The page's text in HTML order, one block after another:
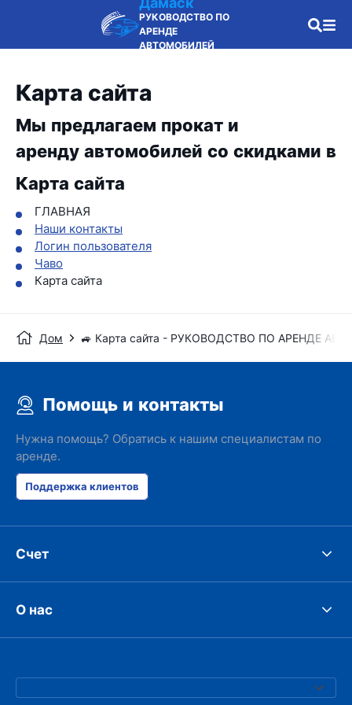
РУКОВОДСТВО ПО
АРЕНДЕ
АВТОМОБИЛЕЙ
Карта сайта
Мы предлагаем прокат и
аренду автомобилей со скидками в
Карта сайта
ГЛАВНАЯ
Наши контакты
Логин пользователя
Чаво
Карта сайта
Дом 🚙 Карта сайта - РУКОВОДСТВО ПО АРЕНДЕ
Помощь и контакты
Нужна помощь? Обратись к нашим специалистам по
аренде.
Поддержка клиентов
Счет
О нас